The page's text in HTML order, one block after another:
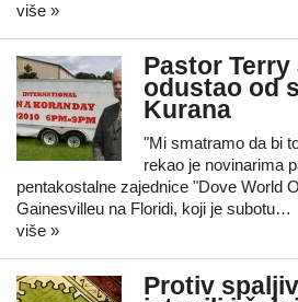
više »
Pastor Terry
odustao od
Kurana
"Mi smatramo da bi
rekao je novinarima
pentakostalne zajednice "Dove World
Gainesvilleu na Floridi, koji je subotu…
više »
Protiv